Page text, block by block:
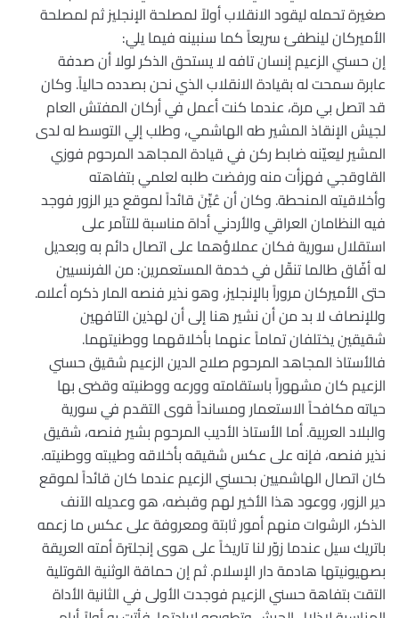
صغيرة تحمله ليقود الانقلاب أولاً لمصلحة الإنجليز ثم لمصلحة
الأميركان لينطفئ سريعاً كما سنبينه فيما يلي:
إن حسني الزعيم إنسان تافه لا يستحق الذكر لولا أن صدفة
عابرة سمحت له بقيادة الانقلاب الذي نحن بصدده حالياً. وكان
قد اتصل بي مرة، عندما كنت أعمل في أركان المفتش العام
لجيش الإنقاذ المشير طه الهاشمي، وطلب إلي التوسط له لدى
المشير ليعيّنه ضابط ركن في قيادة المجاهد المرحوم فوزي
القاوقجي فهزأت منه ورفضت طلبه لعلمي بتفاهته
وأخلاقيته المنحطة. وكان أن عُيِّنَ قائداً لموقع دير الزور فوجد
فيه النظامان العراقي والأردني أداة مناسبة للتآمر على
استقلال سورية فكان عملاؤهما على اتصال دائم به وبعديل
له أفّاق طالما تنقّل في خدمة المستعمرين: من الفرنسيين
حتى الأميركان مروراً بالإنجليز، وهو نذير فنصه المار ذكره أعلاه.
وللإنصاف لا بد من أن نشير هنا إلى أن لهذين التافهين
شقيقين يختلفان تماماً عنهما بأخلاقهما ووطنيتهما.
فالأستاذ المجاهد المرحوم صلاح الدين الزعيم شقيق حسني
الزعيم كان مشهوراً باستقامته وورعه ووطنيته وقضى بها
حياته مكافحاً الاستعمار ومسانداً قوى التقدم في سورية
والبلاد العربية. أما الأستاذ الأديب المرحوم بشير فنصه، شقيق
نذير فنصه، فإنه على عكس شقيقه بأخلاقه وطيبته ووطنيته.
كان اتصال الهاشميين بحسني الزعيم عندما كان قائداً لموقع
دير الزور، ووعود هذا الأخير لهم وقبضه، هو وعديله الآنف
الذكر، الرشوات منهم أمور ثابتة ومعروفة على عكس ما زعمه
باتريك سيل عندما زوّر لنا تاريخاً على هوى إنجلترة أمته العريقة
بصهيونيتها هادمة دار الإسلام. ثم إن حماقة الوثنية القوتلية
التقت بتفاهة حسني الزعيم فوجدت الأولى في الثانية الأداة